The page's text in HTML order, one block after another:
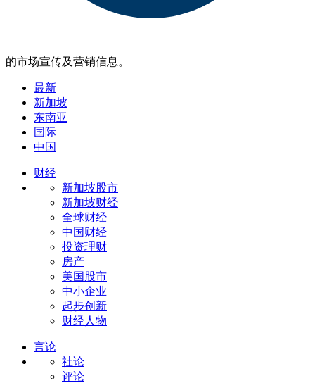
的市场宣传及营销信息。
最新
新加坡
东南亚
国际
中国
财经
新加坡股市
新加坡财经
全球财经
中国财经
投资理财
房产
美国股市
中小企业
起步创新
财经人物
言论
社论
评论